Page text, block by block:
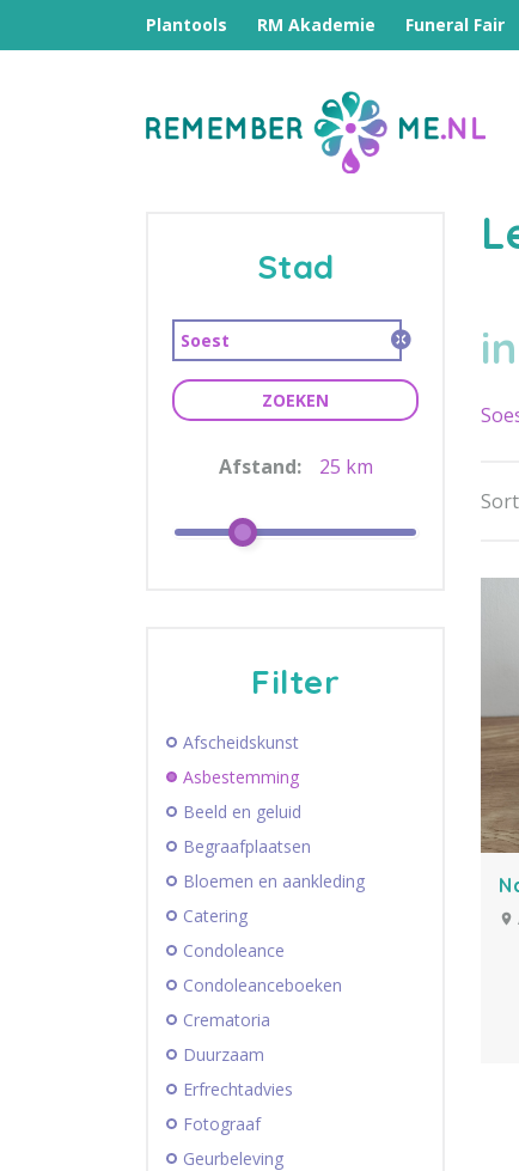
Plantools RM Akademie Funeral Fair
Stad
ZOEKEN
Afstand: 25 km
Filter
Afscheidskunst
Asbestemming
Beeld en geluid
Begraafplaatsen
Bloemen en aankleding
Catering
Condoleance
Condoleanceboeken
Crematoria
Duurzaam
Erfrechtadvies
Fotograaf
Geurbeleving
in